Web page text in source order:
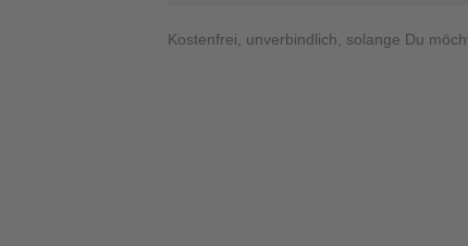
Kostenfrei, unverbindlich, solange Du